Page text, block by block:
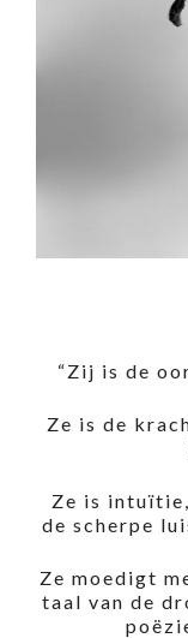
“Zij is de
Ze is de
Ze is
de scherpe
Ze moedigt
taal van de